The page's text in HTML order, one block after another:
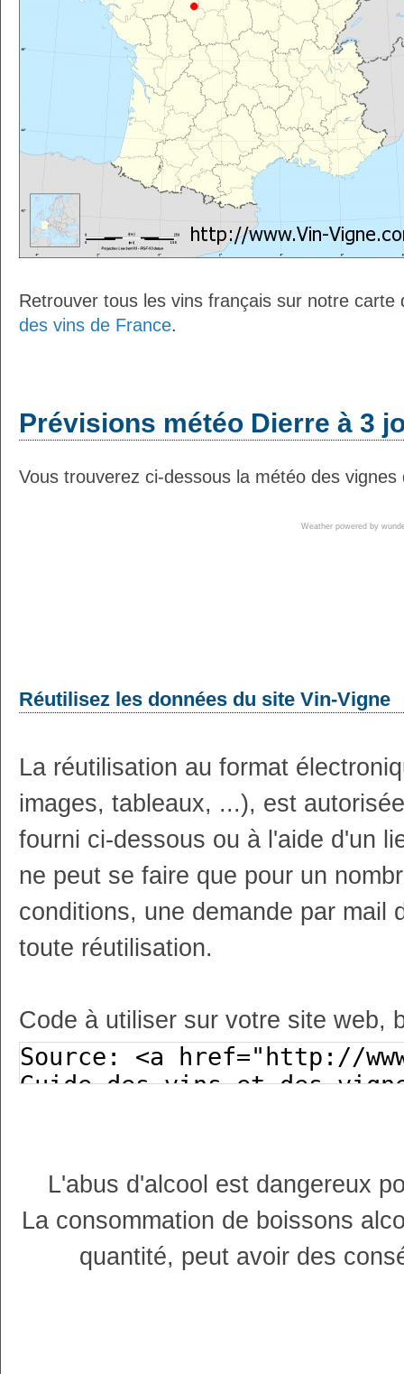
Retrouver tous les vins français sur notre
des vins de France.
Prévisions météo Dierre à 3
Vous trouverez ci-dessous la météo des
Weather powered by
Réutilisez les données du site Vin-Vigne
La réutilisation au format
images, tableaux, ...), est
fourni ci-dessous ou à l'aide d'un
ne peut se faire que pour un
conditions, une demande par mail
toute réutilisation.
Code à utiliser sur votre site web,
L'abus d'alcool est dangereux
La consommation de boissons
quantité, peut avoir des